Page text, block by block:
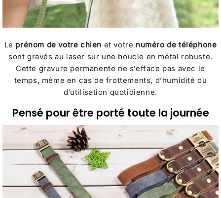
Le prénom de votre chien et votre numéro de téléphone
sont gravés au laser sur une boucle en métal robuste.
Cette gravure permanente ne s’efface pas avec le
temps, même en cas de frottements, d’humidité ou
d’utilisation quotidienne.
Pensé pour être porté toute la journée